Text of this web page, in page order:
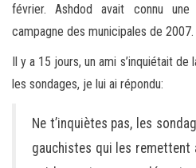
février. Ashdod avait connu
campagne des municipales de 2007.
Il y a 15 jours, un ami s’inquiétait de
les sondages, je lui ai répondu:
Ne t’inquiètes pas, les
gauchistes qui les remettent